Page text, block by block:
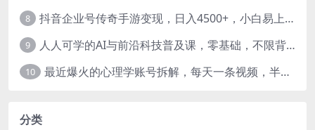
8 抖音企业号传奇手游变现，日入4500+，小白易上手
9 人人可学的AI与前沿科技普及课，零基础，不限背景通俗易懂，深入浅出-暖阳网
10 最近爆火的心理学账号拆解，每天一条视频，半个小时解决，轻松日入三百+-暖阳网
分类